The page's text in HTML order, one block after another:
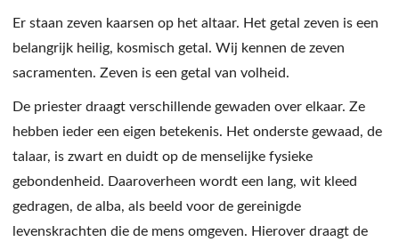
Er staan zeven kaarsen op het altaar. Het getal zeven is een
belangrijk heilig, kosmisch getal. Wij kennen de zeven
sacramenten. Zeven is een getal van volheid.
De priester draagt verschillende gewaden over elkaar. Ze
hebben ieder een eigen betekenis. Het onderste gewaad, de
talaar, is zwart en duidt op de menselijke fysieke
gebondenheid. Daaroverheen wordt een lang, wit kleed
gedragen, de alba, als beeld voor de gereinigde
levenskrachten die de mens omgeven. Hierover draagt de